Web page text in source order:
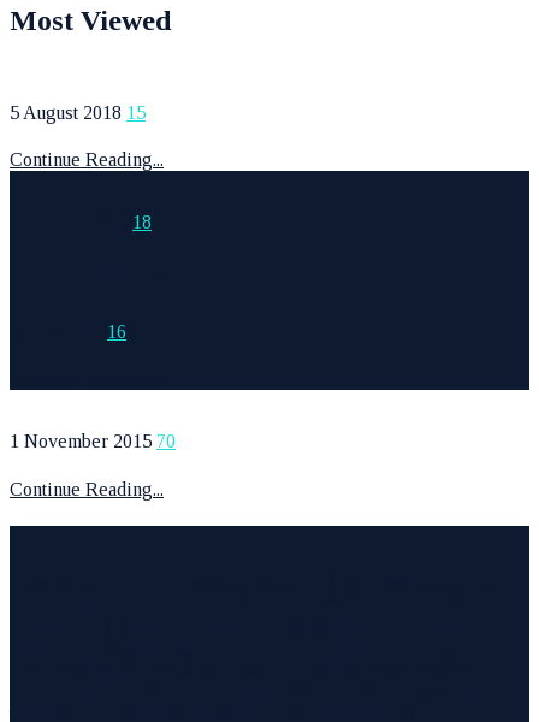
Most Viewed
5 August 2018 15
Continue Reading...
18
16
1 November 2015 70
Continue Reading...